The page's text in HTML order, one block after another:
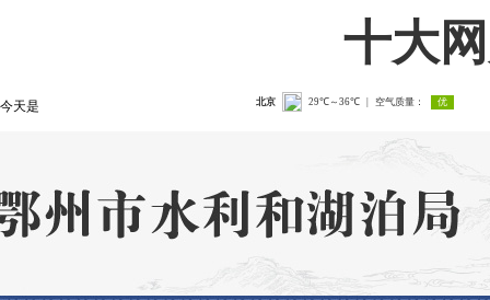
十大
今天是